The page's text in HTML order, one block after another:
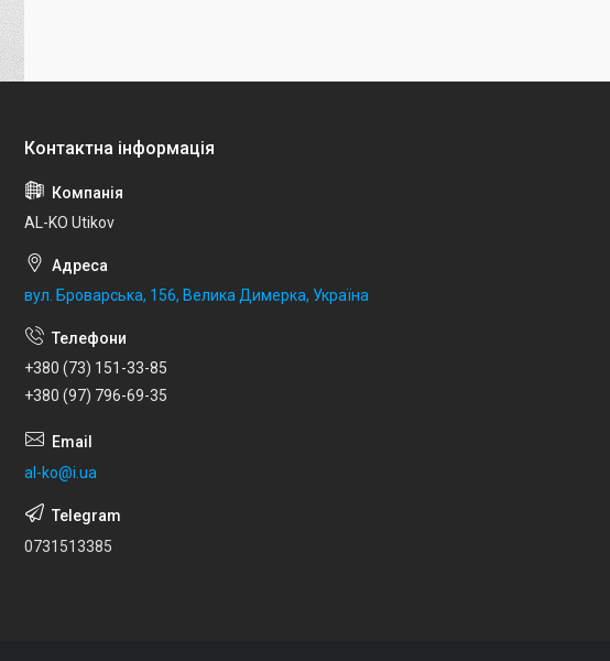
AL-KO Utikov
вул. Броварська, 156, Велика Димерка, Україна
+380 (73) 151-33-85
+380 (97) 796-69-35
al-ko@i.ua
0731513385